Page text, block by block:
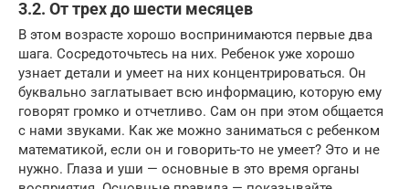
3.2. От трех до шести месяцев
В этом возрасте хорошо воспринимаются первые два
шага. Сосредоточьтесь на них. Ребенок уже хорошо
узнает детали и умеет на них концентрироваться. Он
буквально заглатывает всю информацию, которую ему
говорят громко и отчетливо. Сам он при этом общается
с нами звуками. Как же можно заниматься с ребенком
математикой, если он и говорить-то не умеет? Это и не
нужно. Глаза и уши — основные в это время органы